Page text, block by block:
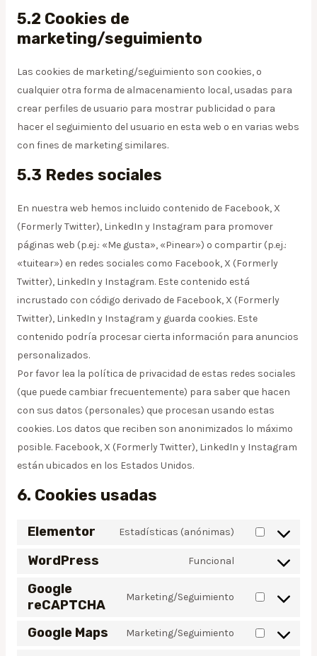
5.2 Cookies de
marketing/seguimiento
Las cookies de marketing/seguimiento son cookies, o
cualquier otra forma de almacenamiento local, usadas para
crear perfiles de usuario para mostrar publicidad o para
hacer el seguimiento del usuario en esta web o en varias webs
con fines de marketing similares.
5.3 Redes sociales
En nuestra web hemos incluido contenido de Facebook, X
(Formerly Twitter), LinkedIn y Instagram para promover
páginas web (p.ej.: «Me gusta», «Pinear») o compartir (p.ej.:
«tuitear») en redes sociales como Facebook, X (Formerly
Twitter), LinkedIn y Instagram. Este contenido está
incrustado con código derivado de Facebook, X (Formerly
Twitter), LinkedIn y Instagram y guarda cookies. Este
contenido podría procesar cierta información para anuncios
personalizados.
Por favor lea la política de privacidad de estas redes sociales
(que puede cambiar frecuentemente) para saber que hacen
con sus datos (personales) que procesan usando estas
cookies. Los datos que reciben son anonimizados lo máximo
posible. Facebook, X (Formerly Twitter), LinkedIn y Instagram
están ubicados en los Estados Unidos.
6. Cookies usadas
Elementor Estadísticas (anónimas)
WordPress Funcional
Google
reCAPTCHA
Marketing/Seguimiento
Google Maps Marketing/Seguimiento